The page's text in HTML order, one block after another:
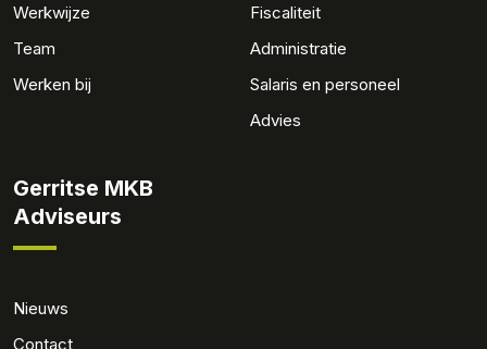
Werkwijze
Team
Werken bij
Fiscaliteit
Administratie
Salaris en personeel
Advies
Gerritse MKB
Adviseurs
Nieuws
Contact